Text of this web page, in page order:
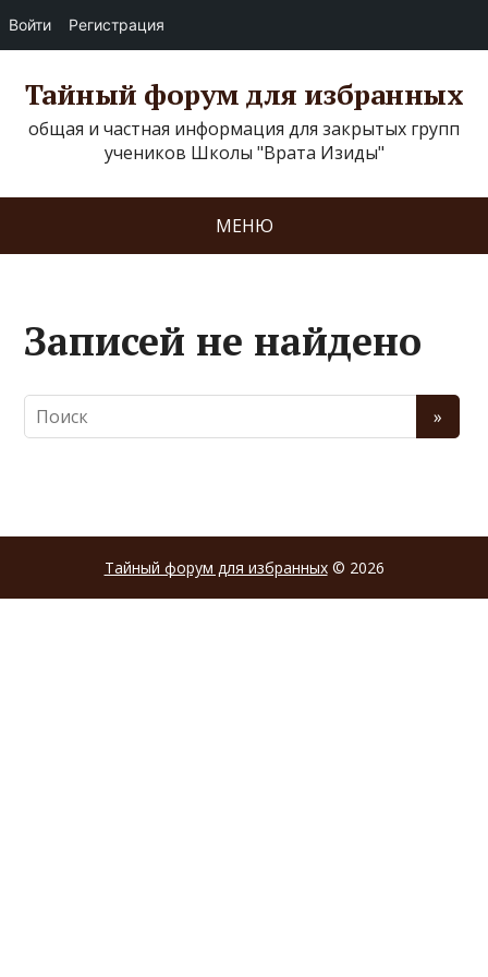
Войти Регистрация
Тайный форум для избранных
общая и частная информация для закрытых групп
учеников Школы "Врата Изиды"
МЕНЮ
Записей не найдено
Тайный форум для избранных© 2026